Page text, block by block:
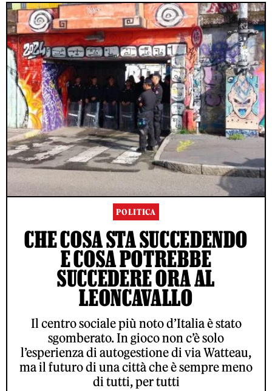
POLITICA
CHE COSA STA SUCCEDENDO
E COSA POTREBBE
SUCCEDERE ORA AL
LEONCAVALLO
Il centro sociale più noto d’Italia è stato
sgomberato. In gioco non c’è solo
l’esperienza di autogestione di via Watteau,
ma il futuro di una città che è sempre meno
di tutti, per tutti